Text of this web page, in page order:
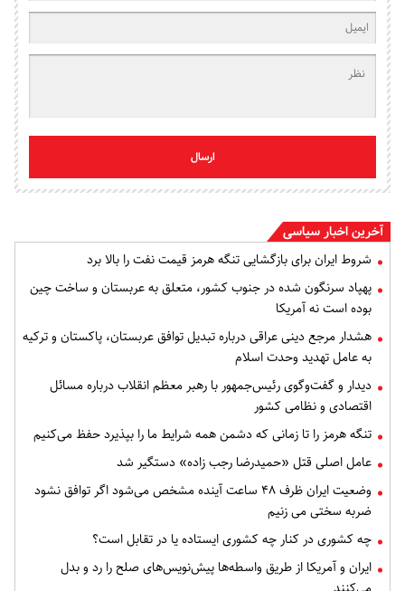
ارسال
آخرین اخبار سیاسی
شروط ایران برای بازگشایی تنگه هرمز قیمت نفت را بالا برد
پهپاد سرنگون شده در جنوب کشور، متعلق به عربستان و ساخت چین
بوده است نه آمریکا
هشدار مرجع دینی عراقی درباره تبدیل توافق عربستان، پاکستان و ترکیه
به عامل تهدید وحدت اسلام
دیدار و گفت‌وگوی رئیس‌جمهور با رهبر معظم انقلاب درباره مسائل
اقتصادی و نظامی کشور
تنگه هرمز را تا زمانی که دشمن همه‌ شرایط ما را بپذیرد حفظ می‌کنیم
عامل اصلی قتل «حمیدرضا رجب زاده» دستگیر شد
وضعیت ایران ظرف ۴۸ ساعت آینده مشخص می‌شود اگر توافق نشود
ضربه سختی می زنیم
چه کشوری در کنار چه کشوری ایستاده یا در تقابل است؟
ایران و آمریکا از طریق واسطه‌ها پیش‌نویس‌های صلح را رد و بدل